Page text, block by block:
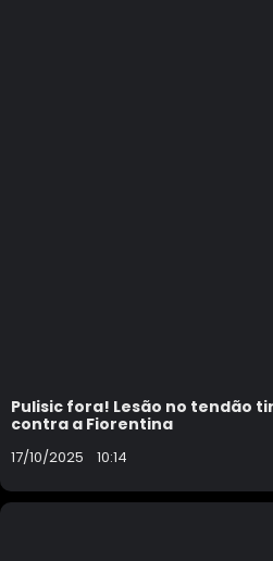
Pulisic fora! Lesão no tendão
contra a Fiorentina
17/10/2025 10:14